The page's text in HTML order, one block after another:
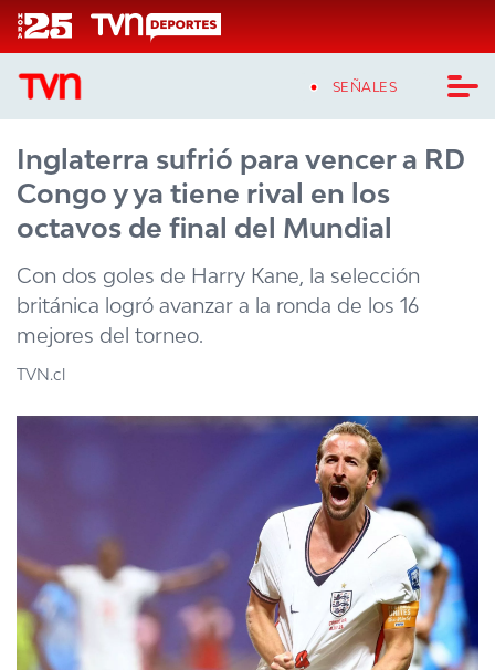
Click acá para ir directamente al contenido
SEÑALES
CASTING MASTERCHEF CHILE
CASTING TVN VERTICAL
TVN VERTICAL
TVN PLAY
PROGRAMAS
TELESERIES
ACTUALIDAD Y TENDENCIAS
CORPORATIVO Y TRANSPARENCIA
CANAL DE DENUNCIAS
Inglaterra sufrió para vencer a RD
Congo y ya tiene rival en los
octavos de final del Mundial
Con dos goles de Harry Kane, la selección
británica logró avanzar a la ronda de los 16
mejores del torneo.
TVN.cl